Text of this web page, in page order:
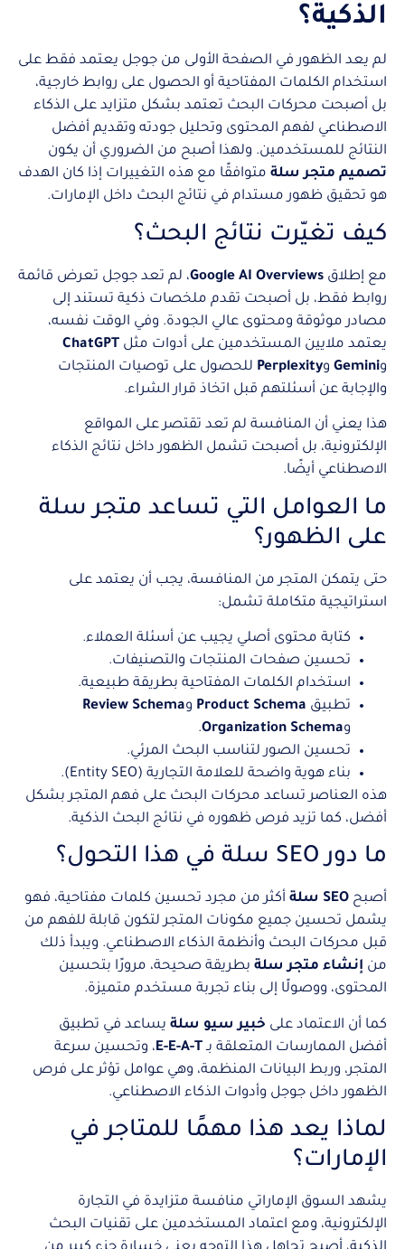
الذكية؟
لم يعد الظهور في الصفحة الأولى من جوجل يعتمد فقط على
استخدام الكلمات المفتاحية أو الحصول على روابط خارجية،
بل أصبحت محركات البحث تعتمد بشكل متزايد على الذكاء
الاصطناعي لفهم المحتوى وتحليل جودته وتقديم أفضل
النتائج للمستخدمين. ولهذا أصبح من الضروري أن يكون
تصميم متجر سلة متوافقًا مع هذه التغييرات إذا كان الهدف
هو تحقيق ظهور مستدام في نتائج البحث داخل الإمارات.
كيف تغيّرت نتائج البحث؟
مع إطلاق Google AI Overviews، لم تعد جوجل تعرض قائمة
روابط فقط، بل أصبحت تقدم ملخصات ذكية تستند إلى
مصادر موثوقة ومحتوى عالي الجودة. وفي الوقت نفسه،
يعتمد ملايين المستخدمين على أدوات مثل ChatGPT
وGemini وPerplexity للحصول على توصيات المنتجات
والإجابة عن أسئلتهم قبل اتخاذ قرار الشراء.
هذا يعني أن المنافسة لم تعد تقتصر على المواقع
الإلكترونية، بل أصبحت تشمل الظهور داخل نتائج الذكاء
الاصطناعي أيضًا.
ما العوامل التي تساعد متجر سلة
على الظهور؟
حتى يتمكن المتجر من المنافسة، يجب أن يعتمد على
استراتيجية متكاملة تشمل:
كتابة محتوى أصلي يجيب عن أسئلة العملاء.
تحسين صفحات المنتجات والتصنيفات.
استخدام الكلمات المفتاحية بطريقة طبيعية.
تطبيق Product Schema وReview Schema
وOrganization Schema
.
تحسين الصور لتناسب البحث المرئي.
بناء هوية واضحة للعلامة التجارية (Entity SEO).
هذه العناصر تساعد محركات البحث على فهم المتجر بشكل
أفضل، كما تزيد فرص ظهوره في نتائج البحث الذكية.
ما دور SEO سلة في هذا التحول؟
أصبح SEO سلة
أكثر من مجرد تحسين كلمات مفتاحية، فهو
يشمل تحسين جميع مكونات المتجر لتكون قابلة للفهم من
قبل محركات البحث وأنظمة الذكاء الاصطناعي. ويبدأ ذلك
من إنشاء متجر سلة بطريقة صحيحة، مرورًا بتحسين
المحتوى، ووصولًا إلى بناء تجربة مستخدم متميزة.
كما أن الاعتماد على خبير سيو سلة يساعد في تطبيق
أفضل الممارسات المتعلقة بـ E-E-A-T، وتحسين سرعة
المتجر، وربط البيانات المنظمة، وهي عوامل تؤثر على فرص
الظهور داخل جوجل وأدوات الذكاء الاصطناعي.
لماذا يعد هذا مهمًا للمتاجر في
الإمارات؟
يشهد السوق الإماراتي منافسة متزايدة في التجارة
الإلكترونية، ومع اعتماد المستخدمين على تقنيات البحث